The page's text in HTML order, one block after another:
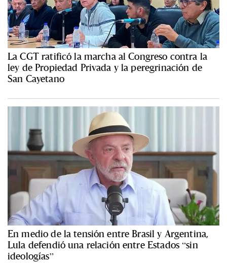
La CGT ratificó la marcha al Congreso contra la
ley de Propiedad Privada y la peregrinación de
San Cayetano
En medio de la tensión entre Brasil y Argentina,
Lula defendió una relación entre Estados “sin
ideologías”